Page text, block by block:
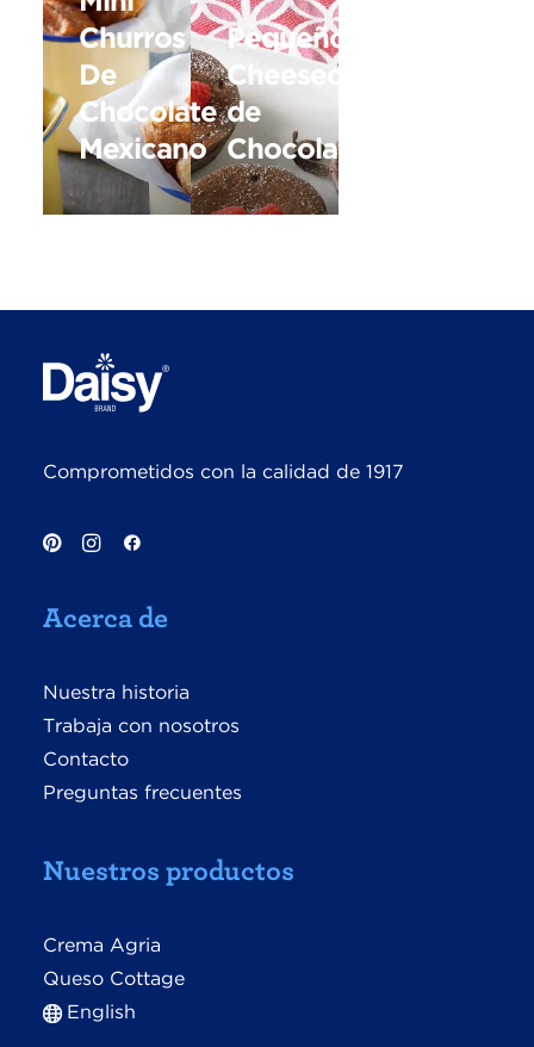
Churros
De
Chocolate
Mexicano
Pequeños
Cheesecakes
de
Chocolate
Comprometidos con la calidad de 1917
Acerca de
Nuestra historia
Trabaja con nosotros
Contacto
Preguntas frecuentes
Nuestros productos
Crema Agria
Queso Cottage
English